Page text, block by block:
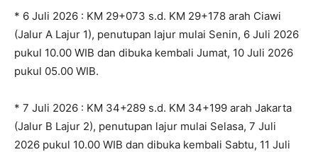
* 6 Juli 2026 : KM 29+073 s.d. KM 29+178 arah Ciawi
(Jalur A Lajur 1), penutupan lajur mulai Senin, 6 Juli 2026
pukul 10.00 WIB dan dibuka kembali Jumat, 10 Juli 2026
pukul 05.00 WIB.
* 7 Juli 2026 : KM 34+289 s.d. KM 34+199 arah Jakarta
(Jalur B Lajur 2), penutupan lajur mulai Selasa, 7 Juli
2026 pukul 10.00 WIB dan dibuka kembali Sabtu, 11 Juli